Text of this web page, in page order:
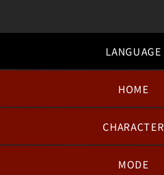
LANGUAGE
English
HOME
CHARACTER
MODE